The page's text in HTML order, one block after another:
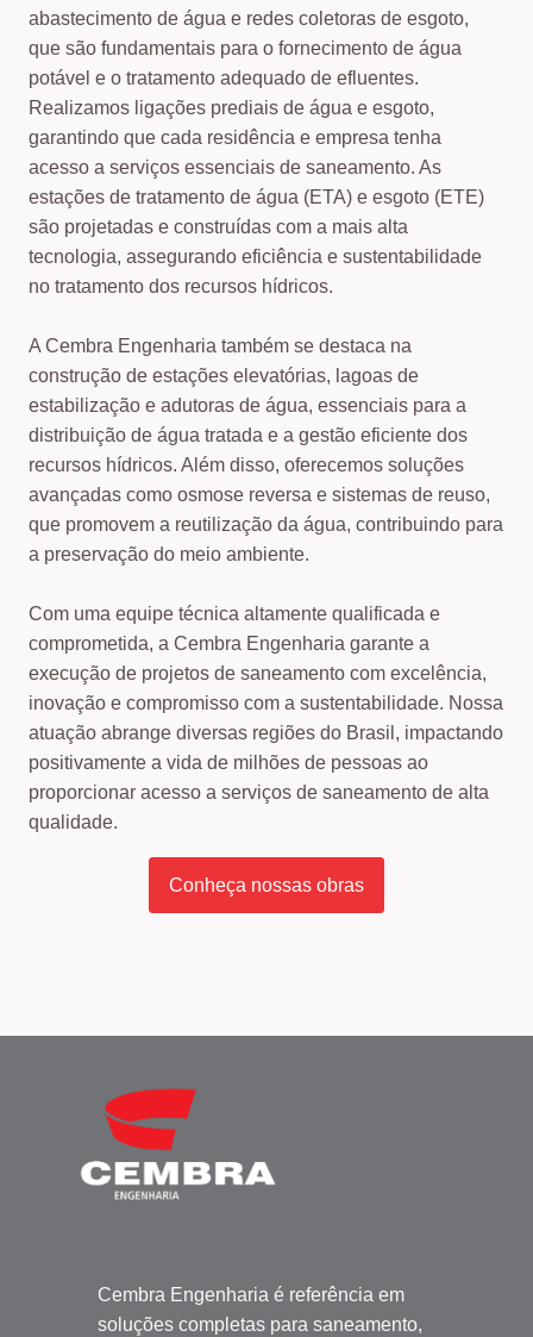
abastecimento de água e redes coletoras de esgoto,
que são fundamentais para o fornecimento de água
potável e o tratamento adequado de efluentes.
Realizamos ligações prediais de água e esgoto,
garantindo que cada residência e empresa tenha
acesso a serviços essenciais de saneamento. As
estações de tratamento de água (ETA) e esgoto (ETE)
são projetadas e construídas com a mais alta
tecnologia, assegurando eficiência e sustentabilidade
no tratamento dos recursos hídricos.
A Cembra Engenharia também se destaca na
construção de estações elevatórias, lagoas de
estabilização e adutoras de água, essenciais para a
distribuição de água tratada e a gestão eficiente dos
recursos hídricos. Além disso, oferecemos soluções
avançadas como osmose reversa e sistemas de reuso,
que promovem a reutilização da água, contribuindo para
a preservação do meio ambiente.
Com uma equipe técnica altamente qualificada e
comprometida, a Cembra Engenharia garante a
execução de projetos de saneamento com excelência,
inovação e compromisso com a sustentabilidade. Nossa
atuação abrange diversas regiões do Brasil, impactando
positivamente a vida de milhões de pessoas ao
proporcionar acesso a serviços de saneamento de alta
qualidade.
Conheça nossas obras
Cembra Engenharia é referência em
soluções completas para saneamento,